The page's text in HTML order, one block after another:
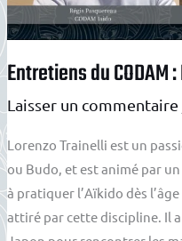
Entretiens du CODAM
Laisser un commentaire
Lorenzo Trainelli est un
ou Budo, et est animé par
à pratiquer l’Aïkido dès
attiré par cette discipline. Il